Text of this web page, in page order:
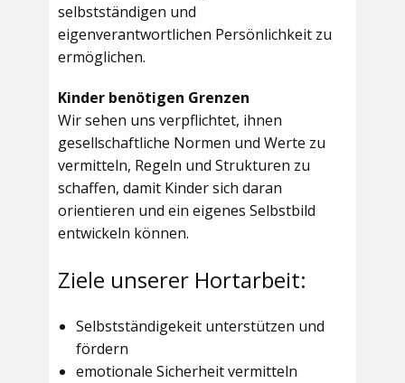
selbstständigen und
eigenverantwortlichen Persönlichkeit zu
ermöglichen.
Kinder benötigen Grenzen
Wir sehen uns verpflichtet, ihnen
gesellschaftliche Normen und Werte zu
vermitteln, Regeln und Strukturen zu
schaffen, damit Kinder sich daran
orientieren und ein eigenes Selbstbild
entwickeln können.
Ziele unserer Hortarbeit:
Selbstständigekeit unterstützen und
fördern
emotionale Sicherheit vermitteln